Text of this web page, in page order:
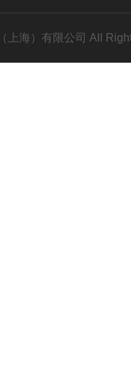
上海）有限公司 All